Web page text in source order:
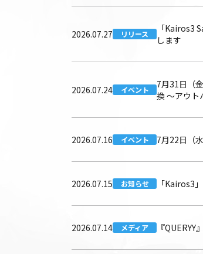
2026.07.27 リリース
「Kairos3
します
2026.07.24 イベント
7月31日（
換 〜アウト
2026.07.16 イベント 7月22日（
2026.07.15 お知らせ 「Kairos3
2026.07.14 メディア 『